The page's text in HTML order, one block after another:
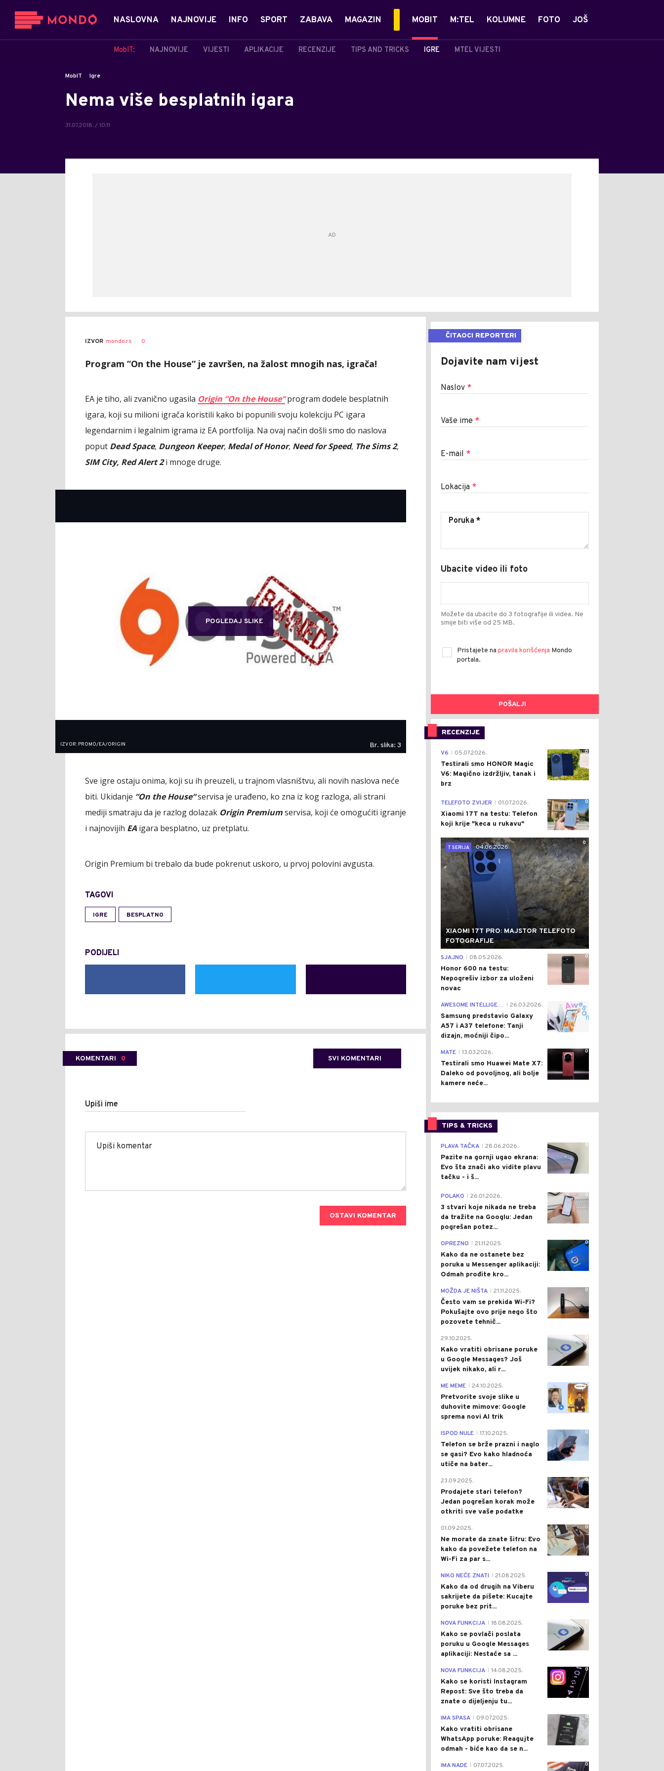
NASLOVNA NAJNOVIJE INFO SPORT ZABAVA MAGAZIN MOBIT
MobIT: NAJNOVIJE VIJESTI APLIKACIJE RECENZIJE TIPS AND TRICKS IGRE MTEL VIJESTI
M:TEL KOLUMNE FOTO JOŠ
MobIT Igre
Nema više besplatnih igara
31.07.2018. / 10:11
IZVOR mondo.rs 0
Program “On the House“ je završen, na žalost mnogih nas, igrača!
EA je tiho, ali zvanično ugasila Origin “On the House“program dodele besplatnih
igara, koji su milioni igrača koristili kako bi popunili svoju kolekciju PC igara
legendarnim i legalnim igrama iz EA portfolija. Na ovaj način došli smo do naslova
poput Dead Space, Dungeon Keeper, Medal of Honor, Need for Speed, The Sims 2,
SIM City, Red Alert 2i mnoge druge.
POGLEDAJ SLIKE
IZVOR: PROMO/EA/ORIGIN Br. slika: 3
Sve igre ostaju onima, koji su ih preuzeli, u trajnom vlasništvu, ali novih naslova neće
biti. Ukidanje “On the House“servisa je urađeno, ko zna iz kog razloga, ali strani
mediji smatraju da je razlog dolazak Origin Premiumservisa, koji će omogućiti igranje
i najnovijih EA igara besplatno, uz pretplatu.
Origin Premium bi trebalo da bude pokrenut uskoro, u prvoj polovini avgusta.
TAGOVI
IGRE BESPLATNO
PODIJELI
KOMENTARI 0 SVI KOMENTARI
Upiši ime
OSTAVI KOMENTAR
ČITAOCI REPORTERI
Dojavite nam vijest
Naslov *
Vaše ime *
E-mail *
Lokacija *
Ubacite video ili foto
Možete da ubacite do 3 fotografije ili videa. Ne
smije biti više od 25 MB.
Pristajete na pravila korišćenja Mondo
portala.
POŠALJI
RECENZIJE
0
V6 05.07.2026.
Testirali smo HONOR Magic
V6: Magično izdržljiv, tanak i
brz
0
TELEFOTO ZVIJER 01.07.2026.
Xiaomi 17T na testu: Telefon
koji krije "keca u rukavu"
0
T SERIJA
04.06.2026.
XIAOMI 17T PRO: MAJSTOR TELEFOTO
FOTOGRAFIJE
0
SJAJNO 08.05.2026.
Honor 600 na testu:
Nepogrešiv izbor za uloženi
novac
AWESOME INTELLIGENCE 26.03.2026.
Samsung predstavio Galaxy
A57 i A37 telefone: Tanji
dizajn, moćniji čipo...
0
MATE 13.03.2026.
Testirali smo Huawei Mate X7:
Daleko od povoljnog, ali bolje
kamere neće...
TIPS & TRICKS
0
PLAVA TAČKA 28.06.2026.
Pazite na gornji ugao ekrana:
Evo šta znači ako vidite plavu
tačku - i š...
0
POLAKO 26.01.2026.
3 stvari koje nikada ne treba
da tražite na Googlu: Jedan
pogrešan potez...
0
OPREZNO 21.11.2025.
Kako da ne ostanete bez
poruka u Messenger aplikaciji:
Odmah prođite kro...
0
MOŽDA JE NIŠTA 21.11.2025.
Često vam se prekida Wi-Fi?
Pokušajte ovo prije nego što
pozovete tehnič...
0
29.10.2025.
Kako vratiti obrisane poruke
u Google Messages? Još
uvijek nikako, ali r...
0
ME MEME 24.10.2025.
Pretvorite svoje slike u
duhovite mimove: Google
sprema novi AI trik
0
ISPOD NULE 17.10.2025.
Telefon se brže prazni i naglo
se gasi? Evo kako hladnoća
utiče na bater...
0
23.09.2025.
Prodajete stari telefon?
Jedan pogrešan korak može
otkriti sve vaše podatke
0
01.09.2025.
Ne morate da znate šifru: Evo
kako da povežete telefon na
Wi-Fi za par s...
0
NIKO NEĆE ZNATI 21.08.2025.
Kako da od drugih na Viberu
sakrijete da pišete: Kucajte
poruke bez prit...
0
NOVA FUNKCIJA 18.08.2025.
Kako se povlači poslata
poruku u Google Messages
aplikaciji: Nestaće sa ...
0
NOVA FUNKCIJA 14.08.2025.
Kako se koristi Instagram
Repost: Sve što treba da
znate o dijeljenju tu...
0
IMA SPASA 09.07.2025.
Kako vratiti obrisane
WhatsApp poruke: Reagujte
odmah - biće kao da se n...
0
IMA NADE 07.07.2025.